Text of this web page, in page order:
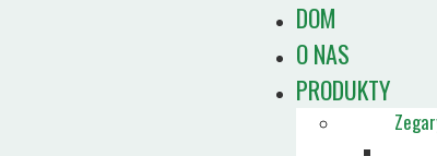
DOM
O NAS
PRODUKTY